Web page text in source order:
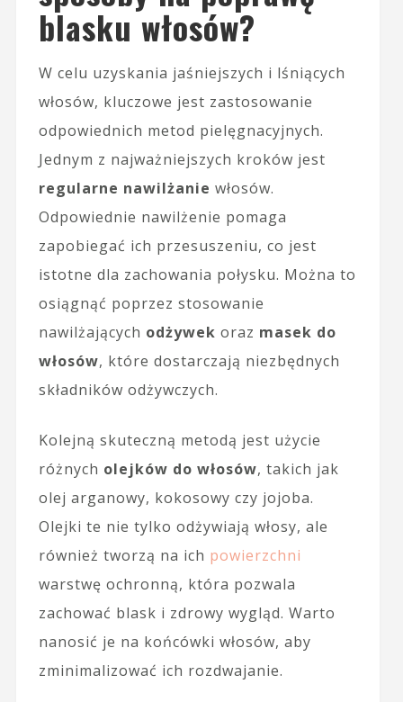
blasku włosów?
W celu uzyskania jaśniejszych i lśniących
włosów, kluczowe jest zastosowanie
odpowiednich metod pielęgnacyjnych.
Jednym z najważniejszych kroków jest
regularne nawilżanie włosów.
Odpowiednie nawilżenie pomaga
zapobiegać ich przesuszeniu, co jest
istotne dla zachowania połysku. Można to
osiągnąć poprzez stosowanie
nawilżających odżywek oraz masek do
włosów, które dostarczają niezbędnych
składników odżywczych.
Kolejną skuteczną metodą jest użycie
różnych olejków do włosów, takich jak
olej arganowy, kokosowy czy jojoba.
Olejki te nie tylko odżywiają włosy, ale
również tworzą na ich powierzchni
warstwę ochronną, która pozwala
zachować blask i zdrowy wygląd. Warto
nanosić je na końcówki włosów, aby
zminimalizować ich rozdwajanie.